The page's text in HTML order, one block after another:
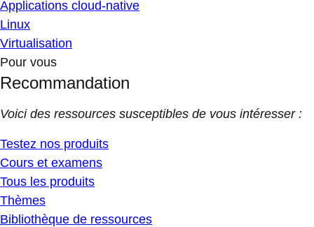
Applications cloud-native
Linux
Virtualisation
Pour vous
Recommandation
Voici des ressources susceptibles de vous intéresser :
Testez nos produits
Cours et examens
Tous les produits
Thèmes
Bibliothèque de ressources